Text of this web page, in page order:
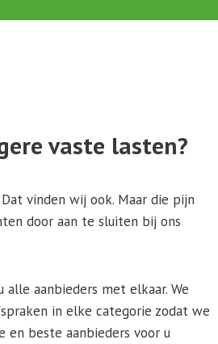
vaste lasten?
vinden wij ook. Maar die pijn
door aan te sluiten bij ons
aanbieders met elkaar. We
in elke categorie zodat we
en beste aanbieders voor u